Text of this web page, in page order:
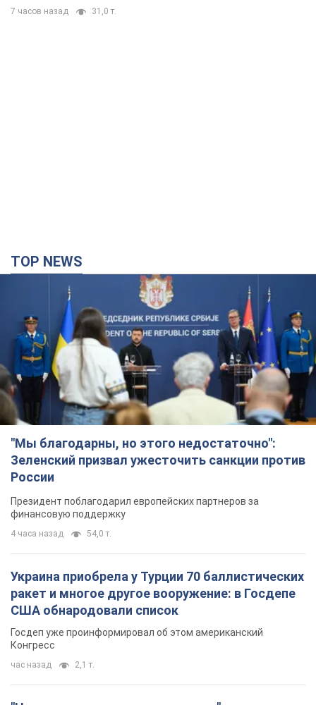
7 часов назад 31,0 т.
TOP NEWS
"Мы благодарны, но этого недостаточно":
Зеленский призвал ужесточить санкции против
России
Президент поблагодарил европейских партнеров за
финансовую поддержку
4 часа назад 54,0 т.
Украина приобрела у Турции 70 баллистических
ракет и многое другое вооружение: в Госдепе
США обнародовали список
Госдеп уже проинформировал об этом американский
Конгресс
час назад 2,1 т.